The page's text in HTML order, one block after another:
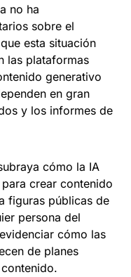
no ha
sobre el
esta situación
las plataformas
generativo
en gran
y los informes de
cómo la IA
crear contenido
figuras públicas de
persona del
cómo las
de planes